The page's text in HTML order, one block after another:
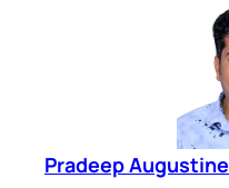
Pradeep Augustine